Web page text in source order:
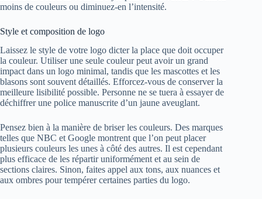
moins de couleurs ou diminuez-en l’intensité.
Style et composition de logo
Laissez le style de votre logo dicter la place que doit occuper
la couleur. Utiliser une seule couleur peut avoir un grand
impact dans un logo minimal, tandis que les mascottes et les
blasons sont souvent détaillés. Efforcez-vous de conserver la
meilleure lisibilité possible. Personne ne se tuera à essayer de
déchiffrer une police manuscrite d’un jaune aveuglant.
Pensez bien à la manière de briser les couleurs. Des marques
telles que NBC et Google montrent que l’on peut placer
plusieurs couleurs les unes à côté des autres. Il est cependant
plus efficace de les répartir uniformément et au sein de
sections claires. Sinon, faites appel aux tons, aux nuances et
aux ombres pour tempérer certaines parties du logo.